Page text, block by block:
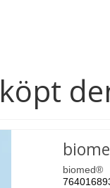
biomed®